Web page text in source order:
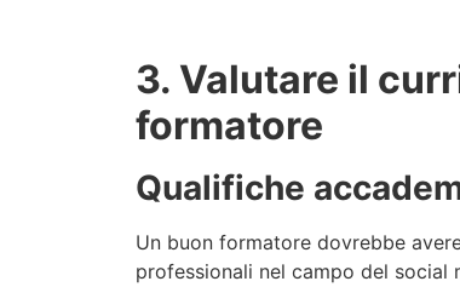
3. Valutare il
formatore
Qualifiche
Un buon formatore dovrebbe
professionali nel campo del social